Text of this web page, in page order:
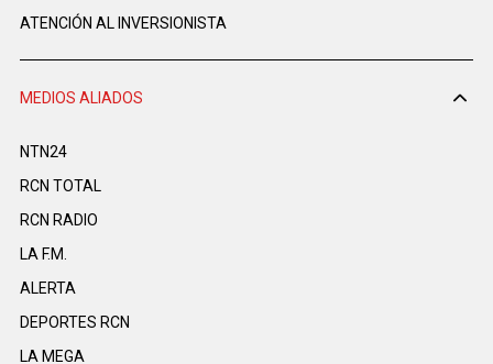
ATENCIÓN AL INVERSIONISTA
MEDIOS ALIADOS
NTN24
RCN TOTAL
RCN RADIO
LA F.M.
ALERTA
DEPORTES RCN
LA MEGA